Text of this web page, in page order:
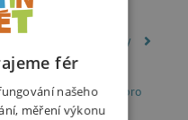
potřeby a pomůcky
Výtvarné potřeby pro
fér
našeho
měření výkonu